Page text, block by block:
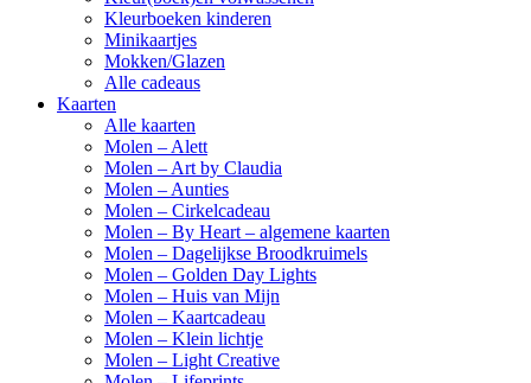
Kleurboeken kinderen
Minikaartjes
Mokken/Glazen
Alle cadeaus
Kaarten
Alle kaarten
Molen – Alett
Molen – Art by Claudia
Molen – Aunties
Molen – Cirkelcadeau
Molen – By Heart – algemene kaarten
Molen – Dagelijkse Broodkruimels
Molen – Golden Day Lights
Molen – Huis van Mijn
Molen – Kaartcadeau
Molen – Klein lichtje
Molen – Light Creative